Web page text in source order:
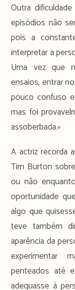
Outra
episódios não
pois a
interpretar a
Uma vez que
ensaios, entrar
pouco confuso
mas foi
assoberbada.»
A actriz recorda
Tim Burton
ou não
oportunidade
algo que
teve também
aparência da
experimentar
penteados até
adequasse à